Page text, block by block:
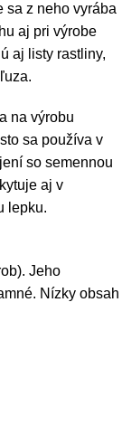
sa z neho vyrába
aj pri výrobe
aj listy rastliny,
na výrobu
sa používa v
so semennou
aj v
lepku.
Jeho
Nízky obsah